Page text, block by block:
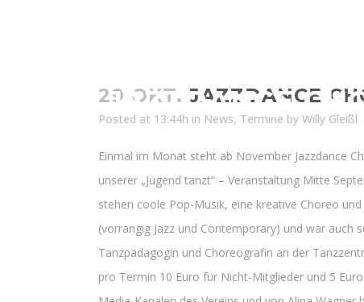
JAZZDANCE
29 OKT. JAZZDANCE
Posted at 13:44h in News, Termine by Willy Gleißl
Einmal im Monat steht ab November Jazzdance
unserer „Jugend tanzt“ – Veranstaltung Mitte
stehen coole Pop-Musik, eine kreative Choreo
(vorrangig Jazz und Contemporary) und war auch
Tanzpädagogin und Choreografin an der
pro Termin 10 Euro für Nicht-Mitglieder und 5